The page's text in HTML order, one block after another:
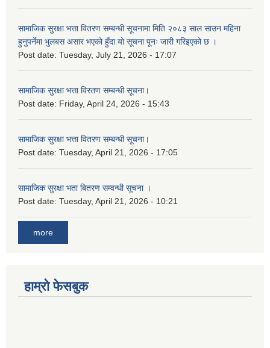
सामाजिक सुरक्षा भत्ता वितरण सम्बन्धी सूचनामा मिति २०८३ साल साउन महिना
हुनुपर्नेमा भुलबस असार भएको हुँदा यो सूचना पूनः जारी गरिइएको छ ।
Post date: Tuesday, July 21, 2026 - 17:07
सामाजिक सुरक्षा भत्ता विरतण सम्बन्धी सूचना।
Post date: Friday, April 24, 2026 - 15:43
सामाजिक सुरक्षा भत्ता वितरण सम्‍बन्धी सूचना।
Post date: Tuesday, April 21, 2026 - 17:05
सामाजिक सुरक्षा भता बितरण सम्वन्धी सूचना ।
Post date: Tuesday, April 21, 2026 - 10:21
more
हाम्रो फेसबुक